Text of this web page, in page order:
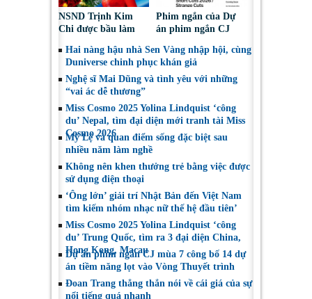
NSND Trịnh Kim
Chi được bầu làm
Nghệ sĩ Sân khấu
Việt Nam
Phim ngắn của Dự
án phim ngắn CJ
tại LHP quốc tế
Toronto 2026
Hai nàng hậu nhà Sen Vàng nhập hội, cùng
Duniverse chinh phục khán giả
Nghệ sĩ Mai Dũng và tình yêu với những
“vai ác dễ thương”
Miss Cosmo 2025 Yolina Lindquist ‘công
du’ Nepal, tìm đại diện mới tranh tài Miss
Cosmo 2026
Mỹ Lệ và quan điểm sống đặc biệt sau
nhiều năm làm nghề
Không nên khen thưởng trẻ bằng việc được
sử dụng điện thoại
‘Ông lớn’ giải trí Nhật Bản đến Việt Nam
tìm kiếm nhóm nhạc nữ thế hệ đầu tiên’
Miss Cosmo 2025 Yolina Lindquist ‘công
du’ Trung Quốc, tìm ra 3 đại diện China,
Hong Kong, Macau
Dự án phim ngắn CJ mùa 7 công bố 14 dự
án tiềm năng lọt vào Vòng Thuyết trình
Đoan Trang thẳng thắn nói về cái giá của sự
nổi tiếng quá nhanh